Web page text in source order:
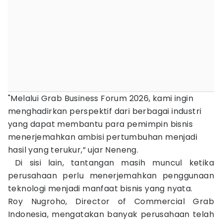
"Melalui Grab Business Forum 2026, kami ingin
menghadirkan perspektif dari berbagai industri
yang dapat membantu para pemimpin bisnis
menerjemahkan ambisi pertumbuhan menjadi
hasil yang terukur,” ujar Neneng.
Di sisi lain, tantangan masih muncul ketika
perusahaan perlu menerjemahkan penggunaan
teknologi menjadi manfaat bisnis yang nyata.
Roy Nugroho, Director of Commercial Grab
Indonesia, mengatakan banyak perusahaan telah